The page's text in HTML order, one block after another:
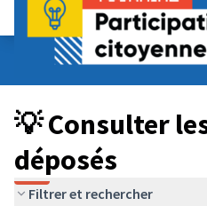
Budget Participatif JEUNESSE
💡 Consulter les projets
💡 Consulter
déposés
Filtrer et rechercher